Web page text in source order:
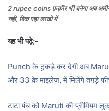
2 rupee coins फ़क़ीर भी बनेगा अब
नहीं, बिक रहा लाखो में
यह भी पढ़े;-
Punch के टुकड़े कर देगी अब Maruti
और 33 के माइलेज, में मिलेंगे तगड़े
टाटा पंच को Maruti की प्रीमियम